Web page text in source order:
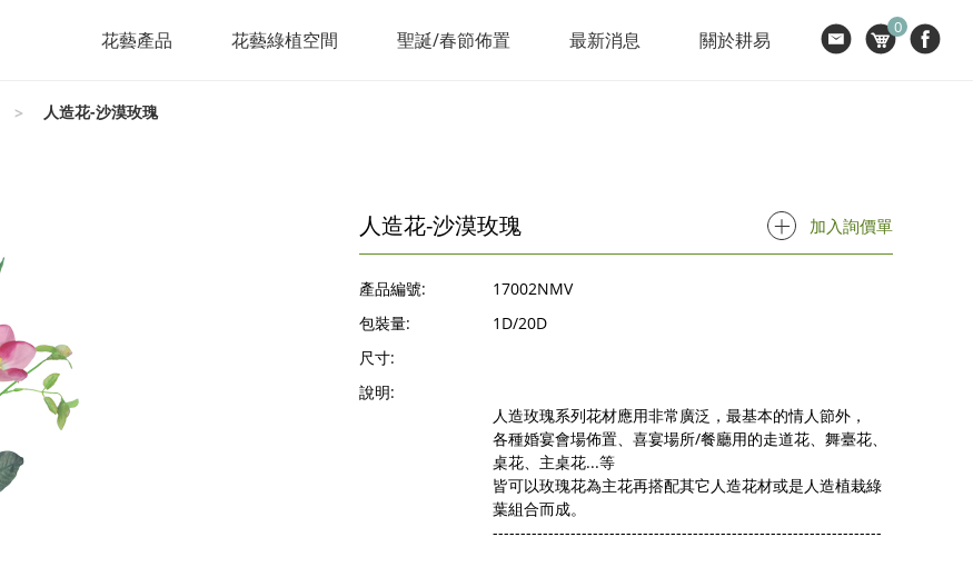
花藝產品 花藝綠植空間 聖誕/春節佈置 最新消息 關於耕易
0
人造花-沙漠玫瑰
人造花-沙漠玫瑰 加入詢價單
產品編號:
17002NMV
包裝量:
1D/20D
尺寸:
說明:
人造玫瑰系列花材應用非常廣泛，最基本的情人節外，
各種婚宴會場佈置、喜宴場所/餐廳用的走道花、舞臺花、
桌花、主桌花...等
皆可以玫瑰花為主花再搭配其它人造花材或是人造植栽綠
葉組合而成。
----------------------------------------------------------------------